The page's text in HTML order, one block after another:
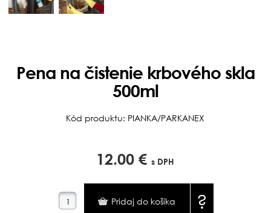
Pena na čistenie krbového skla
500ml
Kód produktu: PIANKA/PARKANEX
12.00 €s DPH
?